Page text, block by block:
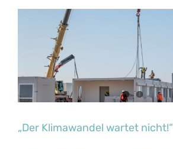
„Der Klimawandel wartet nicht!“